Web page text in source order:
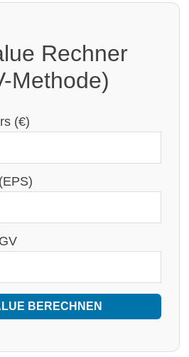
Rechner
Methode)
(€)
BERECHNEN